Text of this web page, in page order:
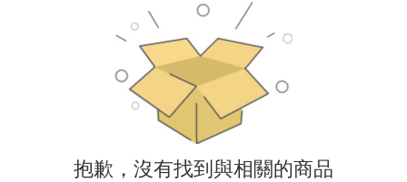
抱歉，沒有找到與相關的商品